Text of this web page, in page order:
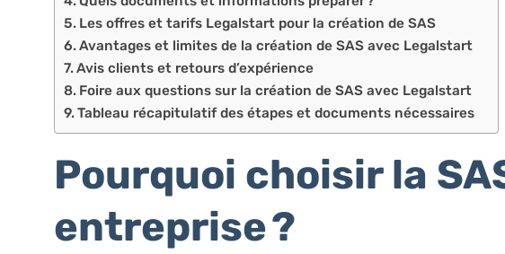
Les offres et tarifs Legalstart pour la création de SAS
Avantages et limites de la création de SAS avec Legalstart
Avis clients et retours d’expérience
Foire aux questions sur la création de SAS avec Legalstart
Tableau récapitulatif des étapes et documents nécessaires
Pourquoi choisir la
entreprise ?